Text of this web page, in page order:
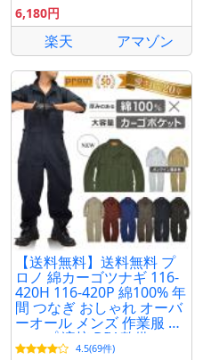
6,180円
楽天 アマゾン
【送料無料】送料無料 プ
ロノ 綿カーゴツナギ 116-
420H 116-420P 綿100% 年
間 つなぎ おしゃれ オーバ
ーオール メンズ 作業服 キ
ャンプ 溶接 DIY 整備
4.5(69件)